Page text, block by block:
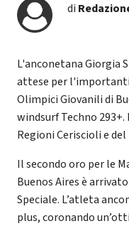
di
L'anconetana Giorgia
attese per
Olimpici Giovanili di
windsurf Techno
Regioni Ceriscioli e
Il secondo oro per le
Buenos Aires è
Speciale. L’atleta
plus, coronando